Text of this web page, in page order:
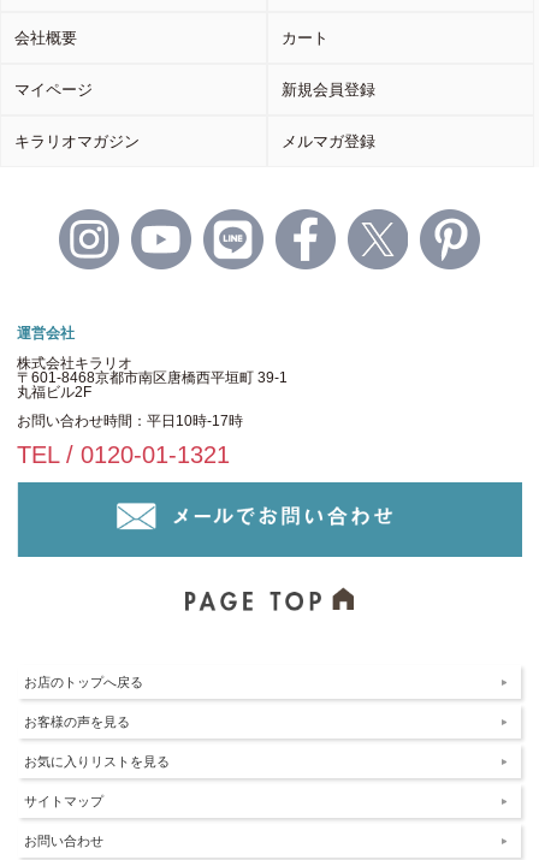
会社概要 カート
マイページ 新規会員登録
キラリオマガジン メルマガ登録
運営会社
株式会社キラリオ
〒601-8468京都市南区唐橋西平垣町 39-1
丸福ビル2F
お問い合わせ時間：平日10時-17時
TEL / 0120-01-1321
お店のトップへ戻る
お客様の声を見る
お気に入りリストを見る
サイトマップ
お問い合わせ